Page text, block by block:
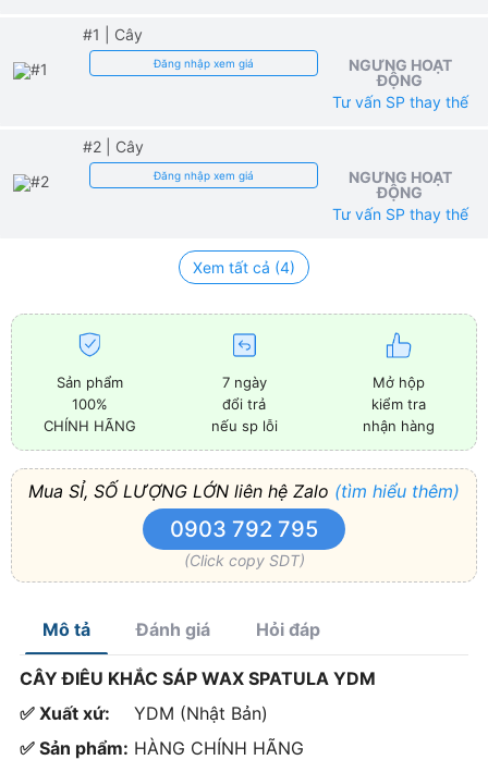
#1 | Cây
Đăng nhập xem giá
NGƯNG HOẠT
ĐỘNG
Tư vấn SP thay thế
#2 | Cây
Đăng nhập xem giá
NGƯNG HOẠT
ĐỘNG
Tư vấn SP thay thế
Xem tất cả (4)
Sản phẩm
100%
CHÍNH HÃNG
7 ngày
đổi trả
nếu sp lỗi
Mở hộp
kiểm tra
nhận hàng
Mua SỈ, SỐ LƯỢNG LỚN liên hệ Zalo (tìm hiểu thêm)
0903 792 795
(Click copy SDT)
Mô tả Đánh giá Hỏi đáp
CÂY ĐIÊU KHẮC SÁP WAX SPATULA YDM
✅ Xuất xứ:
YDM (Nhật Bản)
✅ Sản phẩm: HÀNG CHÍNH HÃNG